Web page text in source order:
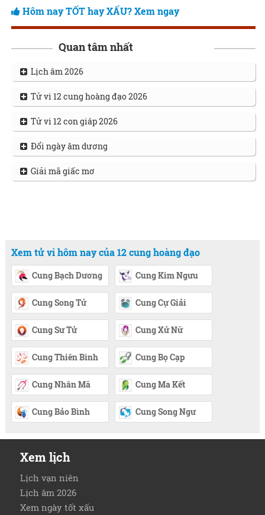
Hôm nay TỐT hay XẤU? Xem ngay
Quan tâm nhất
Lịch âm 2026
Tử vi 12 cung hoàng đạo 2026
Tử vi 12 con giáp 2026
Đổi ngày âm dương
Giải mã giấc mơ
Xem tử vi hôm nay của 12 cung hoàng đạo
Cung Bạch Dương Cung Kim Ngưu
Cung Song Tử Cung Cự Giải
Cung Sư Tử Cung Xử Nữ
Cung Thiên Bình Cung Bọ Cạp
Cung Nhân Mã Cung Ma Kết
Cung Bảo Bình Cung Song Ngư
Xem lịch
Lịch vạn niên
Lịch âm 2026
Xem ngày tốt xấu